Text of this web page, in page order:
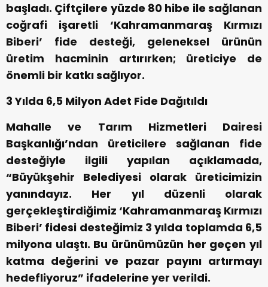
başladı. Çiftçilere yüzde 80 hibe ile sağlanan
coğrafi işaretli ‘Kahramanmaraş Kırmızı
Biberi’ fide desteği, geleneksel ürünün
üretim hacminin artırırken; üreticiye de
önemli bir katkı sağlıyor.
3 Yılda 6,5 Milyon Adet Fide Dağıtıldı
Mahalle ve Tarım Hizmetleri Dairesi
Başkanlığı’ndan üreticilere sağlanan fide
desteğiyle ilgili yapılan açıklamada,
“Büyükşehir Belediyesi olarak üreticimizin
yanındayız. Her yıl düzenli olarak
gerçekleştirdiğimiz ‘Kahramanmaraş Kırmızı
Biberi’ fidesi desteğimiz 3 yılda toplamda 6,5
milyona ulaştı. Bu ürünümüzün her geçen yıl
katma değerini ve pazar payını artırmayı
hedefliyoruz” ifadelerine yer verildi.